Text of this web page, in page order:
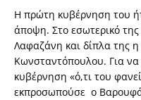
Η πρώτη κυβέρνηση του
άποψη. Στο εσωτερικό
Λαφαζάνη και δίπλα της
Κωνσταντόπουλου. Για
κυβέρνηση «ό,τι του
εκπροσωπούσε ο